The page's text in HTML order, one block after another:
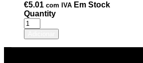
€5.01 com IVA Em Stock
Quantity